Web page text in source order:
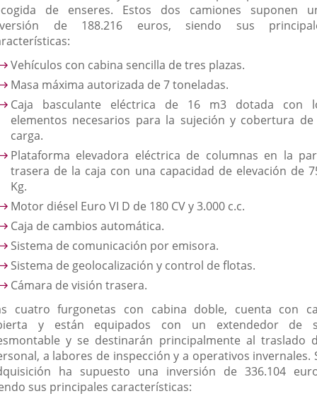
de enseres. Estos dos camiones suponen
de 188.216 euros, siendo sus
Vehículos con cabina sencilla de tres plazas.
Masa máxima autorizada de 7 toneladas.
Caja basculante eléctrica de 16 m3 dotada con
elementos necesarios para la sujeción y cobertura de
carga.
Plataforma elevadora eléctrica de columnas en la
trasera de la caja con una capacidad de elevación de
Kg.
Motor diésel Euro VI D de 180 CV y 3.000 c.c.
Caja de cambios automática.
Sistema de comunicación por emisora.
Sistema de geolocalización y control de flotas.
Cámara de visión trasera.
cuatro furgonetas con cabina doble, cuenta con
y están equipados con un extendedor de
y se destinarán principalmente al traslado
a labores de inspección y a operativos invernales.
ha supuesto una inversión de 336.104
sus principales características: